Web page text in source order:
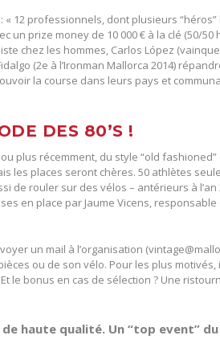
12 professionnels, dont plusieurs
un prize money de 10 000 € à la clé (50/
chez les hommes, Carlos López
(2e à l’Ironman Mallorca 2014)
la course dans leurs pays et
DES 80’S !
plus récemment, du style “old fashioned”
les places seront chères. 50 athlètes
rouler sur des vélos – antérieurs à l’an
en place par Jaume Vicens, responsable
un mail à l’organisation (
ou de son vélo. Pour les plus
le bonus en cas de sélection ? Une
haute qualité. Un “top event”